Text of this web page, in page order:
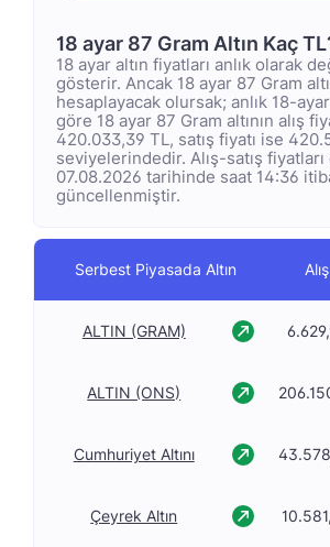
18 ayar 87 Gram Altın Kaç
18 ayar altın fiyatları anlık olarak
gösterir. Ancak 18 ayar 87 Gram
hesaplayacak olursak; anlık 18-
göre 18 ayar 87 Gram altının alış
420.033,39 TL, satış fiyatı ise
seviyelerindedir. Alış-satış fiyatları
07.08.2026 tarihinde saat 14:36
güncellenmiştir.
Serbest Piyasada Altın Alış
ALTIN (GRAM)
ALTIN (ONS)
Cumhuriyet Altını
Çeyrek Altın